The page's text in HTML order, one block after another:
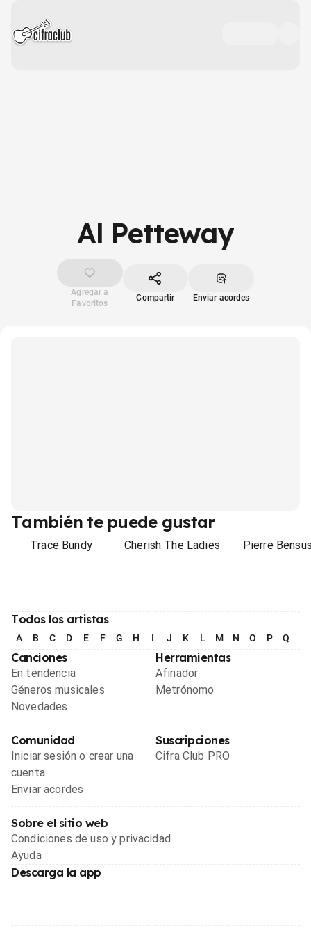
Al Petteway
Agregar a
Favoritos
Compartir Enviar acordes
También te puede gustar
Trace Bundy Cherish The Ladies Pierre
Todos los artistas
A B C D E F G H I J K L M N O P Q
Canciones
En tendencia
Géneros musicales
Novedades
Herramientas
Afinador
Metrónomo
Comunidad
Iniciar sesión o crear una
cuenta
Enviar acordes
Suscripciones
Cifra Club PRO
Sobre el sitio web
Condiciones de uso y privacidad
Ayuda
Descarga la app